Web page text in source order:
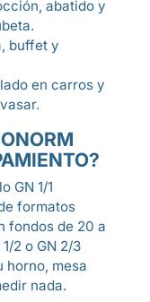
abatido y
buffet y
en carros y
GN 1/1
formatos
fondos de 20 a
2 o GN 2/3
horno, mesa
nada.